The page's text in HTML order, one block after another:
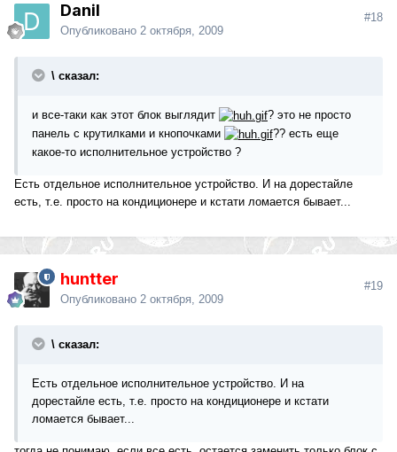
Danil
Опубликовано 2 октября, 2009
#18
\ сказал:
и все-таки как этот блок выглядит
? это не просто
панель с крутилками и кнопочками
?? есть еще
какое-то исполнительное устройство ?
Есть отдельное исполнительное устройство. И на дорестайле
есть, т.е. просто на кондиционере и кстати ломается бывает...
huntter
Опубликовано 2 октября, 2009
#19
\ сказал:
Есть отдельное исполнительное устройство. И на
дорестайле есть, т.е. просто на кондиционере и кстати
ломается бывает...